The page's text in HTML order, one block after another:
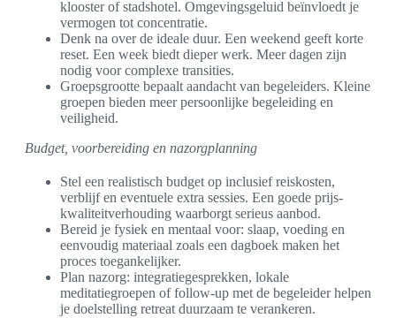
klooster of stadshotel. Omgevingsgeluid beïnvloedt je
vermogen tot concentratie.
Denk na over de ideale duur. Een weekend geeft korte
reset. Een week biedt dieper werk. Meer dagen zijn
nodig voor complexe transities.
Groepsgrootte bepaalt aandacht van begeleiders. Kleine
groepen bieden meer persoonlijke begeleiding en
veiligheid.
Budget, voorbereiding en nazorgplanning
Stel een realistisch budget op inclusief reiskosten,
verblijf en eventuele extra sessies. Een goede prijs-
kwaliteitverhouding waarborgt serieus aanbod.
Bereid je fysiek en mentaal voor: slaap, voeding en
eenvoudig materiaal zoals een dagboek maken het
proces toegankelijker.
Plan nazorg: integratiegesprekken, lokale
meditatiegroepen of follow-up met de begeleider helpen
je doelstelling retreat duurzaam te verankeren.